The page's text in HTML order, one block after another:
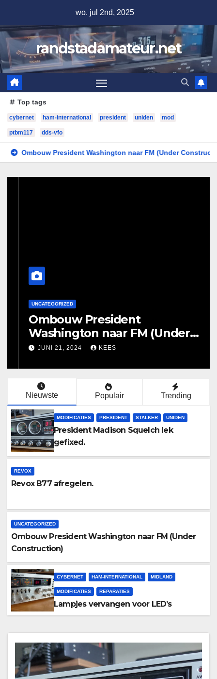
de
inhoud
wo. jul 2nd, 2025
randstadamateur.net
Top tags
cybernet ham-international president uniden mod
ptbm117 dds-vfo
Washington naar FM (Under Construction)
UNCATEGORIZED
Ombouw President
Washington naar FM (Under
Construction)
JUNI 21, 2024 KEES
Nieuwste Populair Trending
MODIFICATIES PRESIDENT STALKER UNIDEN
President Madison Squelch lek
gefixed.
REVOX
Revox B77 afregelen.
UNCATEGORIZED
Ombouw President Washington naar FM (Under
Construction)
CYBERNET HAM-INTERNATIONAL MIDLAND
MODIFICATIES REPARATIES
Lampjes vervangen voor LED’s